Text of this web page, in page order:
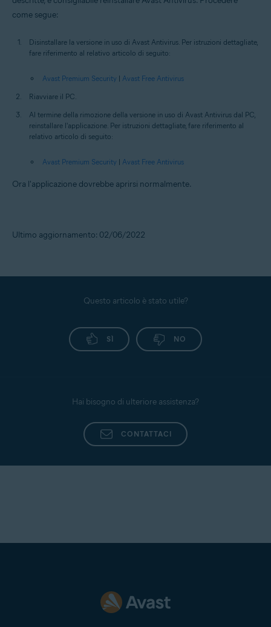
come segue:
Disinstallare la versione in uso di Avast Antivirus. Per istruzioni dettagliate,
fare riferimento al relativo articolo di seguito:
Avast Premium Security | Avast Free Antivirus
Riavviare il PC.
Al termine della rimozione della versione in uso di Avast Antivirus dal PC,
reinstallare l'applicazione. Per istruzioni dettagliate, fare riferimento al
relativo articolo di seguito:
Avast Premium Security | Avast Free Antivirus
Ora l'applicazione dovrebbe aprirsi normalmente.
Ultimo aggiornamento: 02/06/2022
Questo articolo è stato utile?
SÌ NO
Hai bisogno di ulteriore assistenza?
CONTATTACI